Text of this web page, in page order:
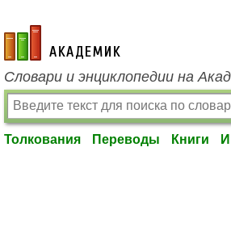
academic.ru
Словари и энциклопедии на
Толкования Переводы Книги